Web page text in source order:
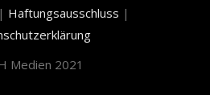
| Haftungsausschluss |
Medien 2021